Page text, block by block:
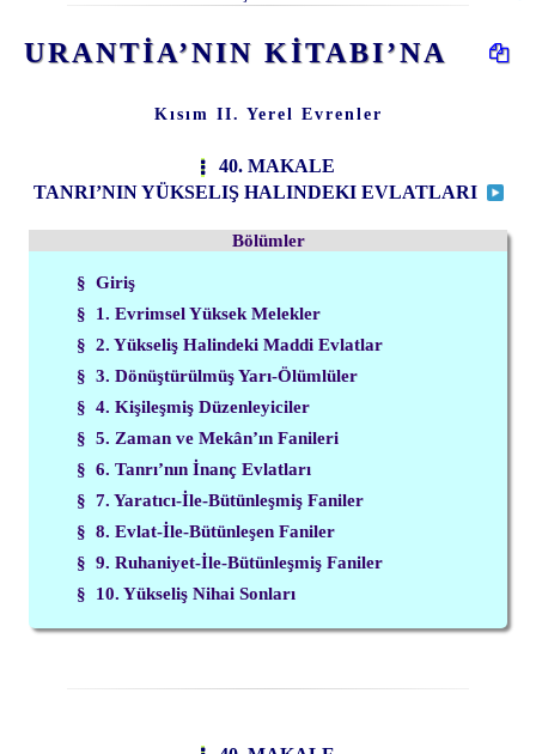
URANTİA’NIN KİTABI’NA
Kısım II. Yerel Evrenler
40. MAKALE
TANRI’NIN YÜKSELIŞ HALINDEKI EVLATLARI
Bölümler
§ Giriş
§ 1. Evrimsel Yüksek Melekler
§ 2. Yükseliş Halindeki Maddi Evlatlar
§ 3. Dönüştürülmüş Yarı-Ölümlüler
§ 4. Kişileşmiş Düzenleyiciler
§ 5. Zaman ve Mekân’ın Fanileri
§ 6. Tanrı’nın İnanç Evlatları
§ 7. Yaratıcı-İle-Bütünleşmiş Faniler
§ 8. Evlat-İle-Bütünleşen Faniler
§ 9. Ruhaniyet-İle-Bütünleşmiş Faniler
§ 10. Yükseliş Nihai Sonları